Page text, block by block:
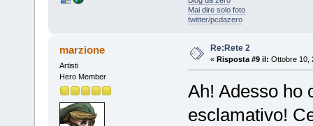
Mai dire solo foto
twitter/pcdazero
marzione
Artisti
Hero Member
Re:Rete 2
« Risposta #9 il: Ottobre 10,
Ah! Adesso ho
esclamativo!